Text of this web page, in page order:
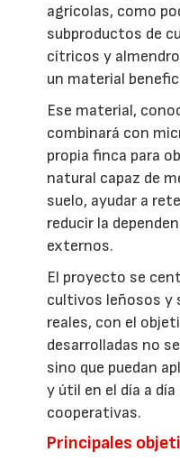
agrícolas, como
subproductos de
cítricos y
un material
Ese material,
combinará con
propia finca para
natural capaz de
suelo, ayudar a
reducir la
externos.
El proyecto se
cultivos leñosos y
reales, con el
desarrolladas no
sino que puedan
y útil en el día a
cooperativas.
Principales